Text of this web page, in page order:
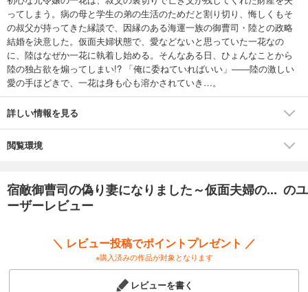
ってしまう。病の母と学生の弟の生活のためだと割り切り、悔しくもそ
の叔父が持ってきた縁談で、因縁のある海運一族の御曹司・陸との政略
結婚を決意した。仮面夫婦状態で、愛などないと思っていた一花なの
に、陸はなぜか一花に執着し始める。そんなある日、ひょんなことから
陸の独占欲を煽ってしまい!? 「俺に委ねていればいい」――陸の激しい
愛の手ほどきで、一花は身も心も溶かされていき…。
詳しい情報を見る
閲覧環境
宿敵御曹司の偽り妻になりました～仮面夫婦の... のユ
ーザーレビュー
＼ レビュー投稿でポイントプレゼント ／
※購入済みの作品が対象となります
レビューを書く